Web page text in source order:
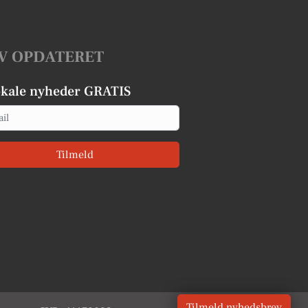
OPDATERET
nyheder GRATIS
Tilmeld